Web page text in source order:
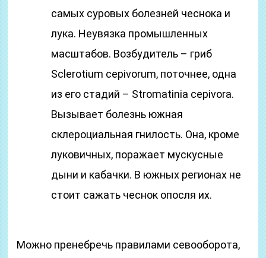
самых суровых болезней чеснока и
лука. Неувязка промышленных
масштабов. Возбудитель – гриб
Sclerotium cepivorum, поточнее, одна
из его стадий – Stromatinia cepivora.
Вызывает болезнь южная
склероциальная гнилость. Она, кроме
луковичных, поражает мускусные
дыни и кабачки. В южных регионах не
стоит сажать чеснок опосля их.
Можно пренебречь правилами севооборота,